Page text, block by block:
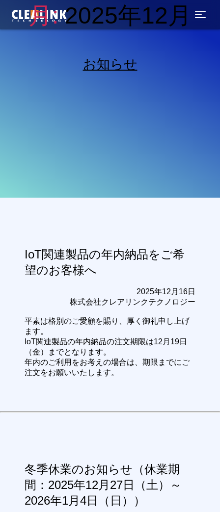
お知らせ
月: 2025年12月
IoT関連製品の年内納品をご希
望のお客様へ
2025年12月16日
株式会社クレアリンクテクノロジー
平素は格別のご愛顧を賜り、厚く御礼申し上げ
ます。
IoT関連製品の年内納品の注文期限は12月19日
（金）までとなります。
年内のご利用をお考えの場合は、期限までにご
注文をお願いいたします。
冬季休業のお知らせ（休業期
間：2025年12月27日（土）～
2026年1月4日（日））